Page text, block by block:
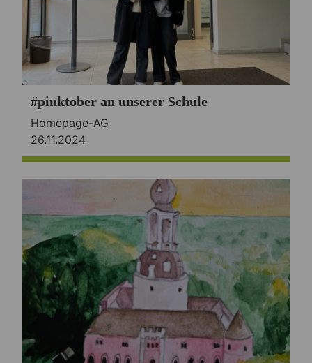
#pinktober an unserer Schule
Homepage-AG
26.11.2024